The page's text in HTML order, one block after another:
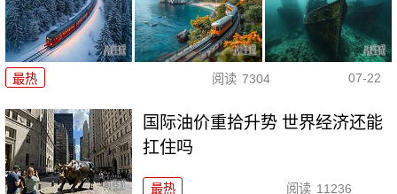
最热 阅读 7304 07-22
国际油价重拾升势 世界经济还能
扛住吗
最热 阅读 11236